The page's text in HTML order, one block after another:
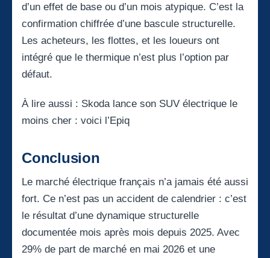
d’un effet de base ou d’un mois atypique. C’est la
confirmation chiffrée d’une bascule structurelle.
Les acheteurs, les flottes, et les loueurs ont
intégré que le thermique n’est plus l’option par
défaut.
À lire aussi : Skoda lance son SUV électrique le
moins cher : voici l’Epiq
Conclusion
Le marché électrique français n’a jamais été aussi
fort. Ce n’est pas un accident de calendrier : c’est
le résultat d’une dynamique structurelle
documentée mois après mois depuis 2025. Avec
29% de part de marché en mai 2026 et une